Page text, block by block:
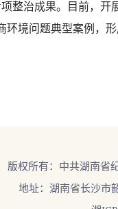
整治成果。目前，
环境问题典型案例，
版权所有：中共湖南省
地址：湖南省长沙市